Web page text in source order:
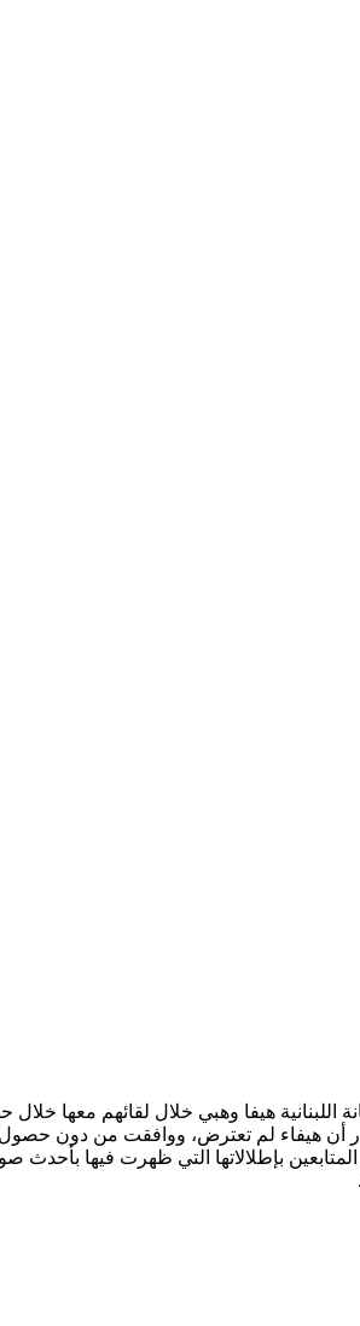
​هيفا وهبي​ خلال لقائهم معها خلال
أن هيفاء لم تعترض، ووافقت من دون
بإطلالاتها التي ظهرت فيها بأحدث